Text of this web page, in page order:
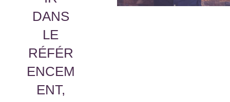
DANS
LE
RÉFÉR
ENCEM
ENT,